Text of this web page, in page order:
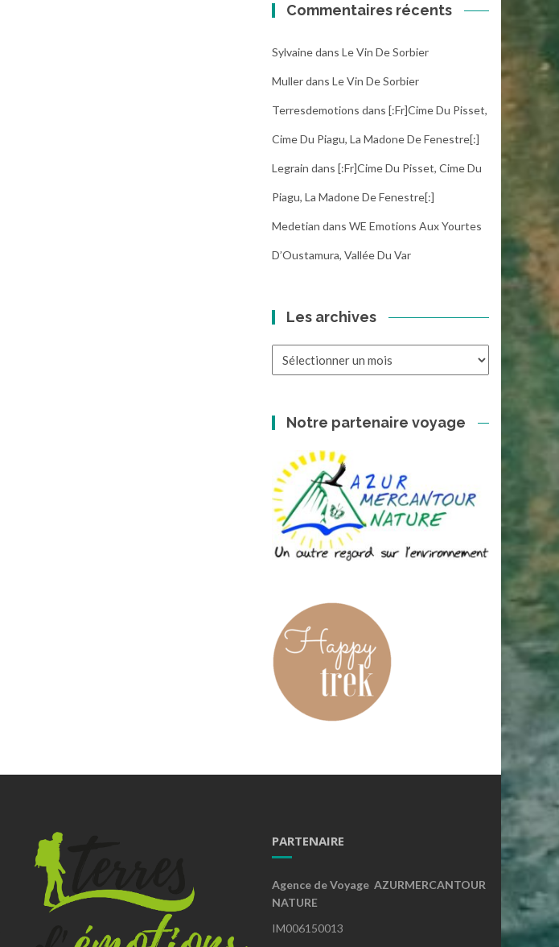
Commentaires récents
Sylvainedans Le Vin De Sorbier
Mullerdans Le Vin De Sorbier
Terresdemotions dans [:fr]Cime Du Pisset,
Cime Du Piagu, La Madone De Fenestre[:]
Legrain dans [:fr]Cime Du Pisset, Cime Du
Piagu, La Madone De Fenestre[:]
Medetian dans WE Emotions Aux Yourtes
D’Oustamura, Vallée Du Var
Les archives
Notre partenaire voyage
PARTENAIRE
Agence de Voyage AZURMERCANTOUR
NATURE
IM006150013